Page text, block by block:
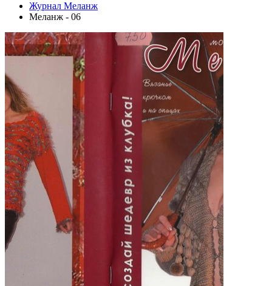
Журнал Меланж
Меланж - 06